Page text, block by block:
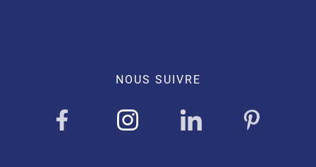
NOUS SUIVRE